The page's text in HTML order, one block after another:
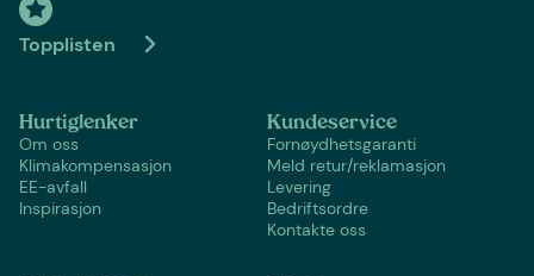
Topplisten
Hurtiglenker
Om oss
Klimakompensasjon
EE-avfall
Inspirasjon
Kundeservice
Fornøydhetsgaranti
Meld retur/reklamasjon
Levering
Bedriftsordre
Kontakte oss